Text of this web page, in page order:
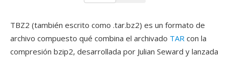
TBZ2 (también escrito como .tar.bz2) es un formato de
archivo compuesto qué combina el archivado TAR con la
compresión bzip2, desarrollada por Julian Seward y lanzada